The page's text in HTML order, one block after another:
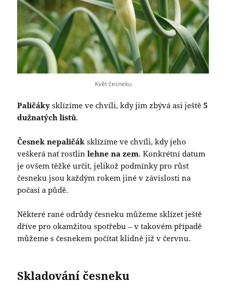
Květ česneku
Paličáky sklízíme ve chvíli, kdy jim zbývá asi ještě5
dužnatých listů.
Česnek nepaličák sklízíme ve chvíli, kdy jeho
veškerá nať rostlinlehne na zem. Konkrétní datum
je ovšem těžké určit, jelikož podmínky pro růst
česneku jsou každým rokem jiné v závislosti na
počasí a půdě.
Některé rané odrůdy česneku můžeme sklízet ještě
dříve pro okamžitou spotřebu – v takovém případě
můžeme s česnekem počítat klidně již v červnu.
Skladování česneku